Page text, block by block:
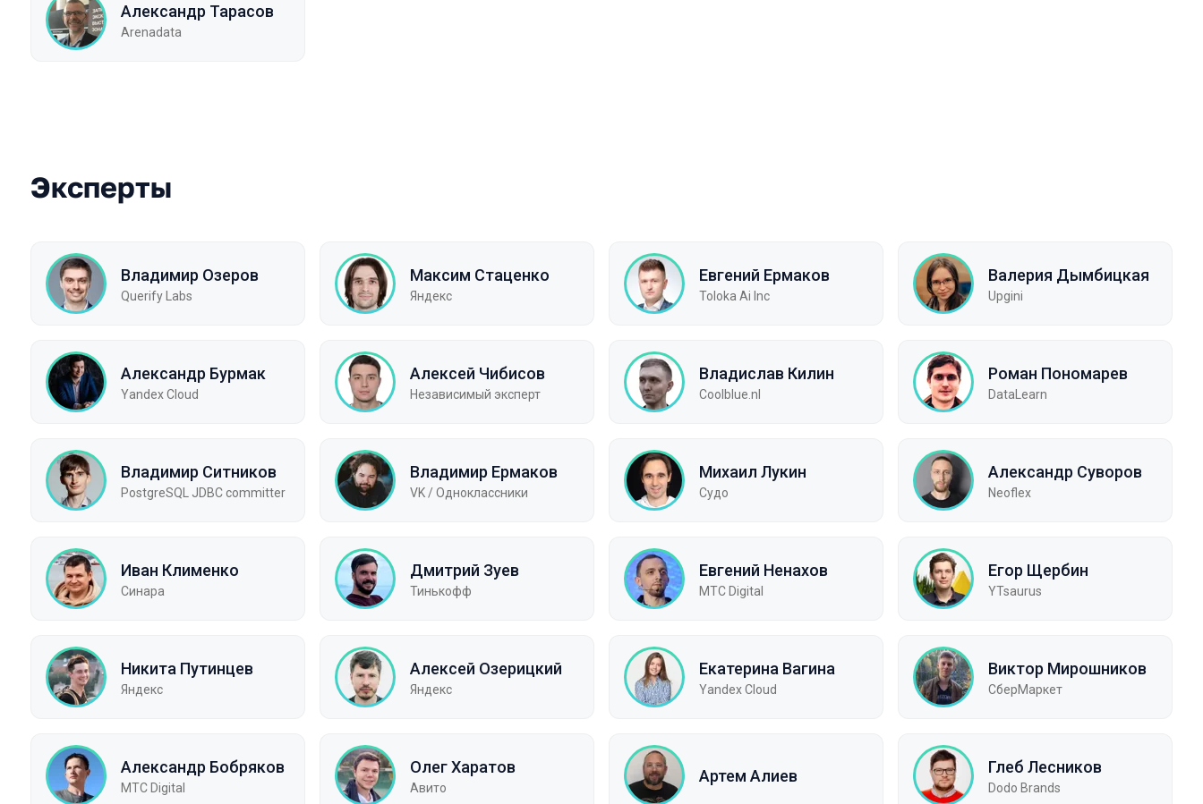
Александр Тарасов
Arenadata
Эксперты
Владимир Озеров
Querify Labs
Максим Стаценко
Яндекс
Евгений Ермаков
Toloka Ai Inc
Валерия Дымбицкая
Upgini
Александр Бурмак
Yandex Cloud
Алексей Чибисов
Независимый эксперт
Владислав Килин
Coolblue.nl
Роман Пономарев
DataLearn
Владимир Ситников
PostgreSQL JDBC committer
Владимир Ермаков
VK / Одноклассники
Михаил Лукин
Судо
Александр Суворов
Neoflex
Иван Клименко
Синара
Дмитрий Зуев
Тинькофф
Евгений Ненахов
МТC Digital
Егор Щербин
YTsaurus
Никита Путинцев
Яндекс
Алексей Озерицкий
Яндекс
Екатерина Вагина
Yandex Cloud
Виктор Мирошников
СберМаркет
Александр Бобряков
МТС Digital
Олег Харатов
Авито
Артем Алиев Глеб Лесников
Dodo Brands